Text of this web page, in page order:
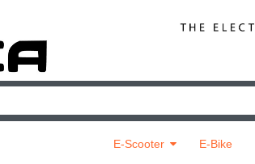
E-Scooter E-Bike